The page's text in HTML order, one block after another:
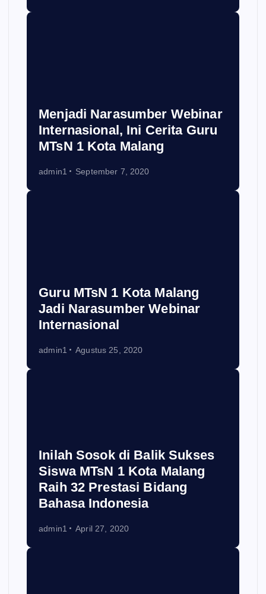
Menjadi Narasumber Webinar
Internasional, Ini Cerita Guru
MTsN 1 Kota Malang
admin1 September 7, 2020
Guru MTsN 1 Kota Malang
Jadi Narasumber Webinar
Internasional
admin1 Agustus 25, 2020
Inilah Sosok di Balik Sukses
Siswa MTsN 1 Kota Malang
Raih 32 Prestasi Bidang
Bahasa Indonesia
admin1 April 27, 2020